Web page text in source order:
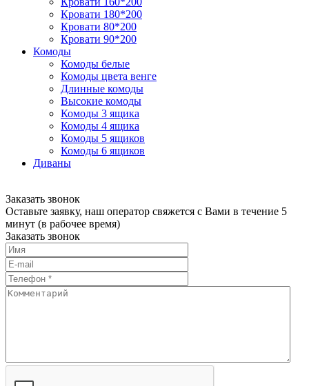
Кровати 180*200
Кровати 80*200
Кровати 90*200
Комоды
Комоды белые
Комоды цвета венге
Длинные комоды
Высокие комоды
Комоды 3 ящика
Комоды 4 ящика
Комоды 5 ящиков
Комоды 6 ящиков
Диваны
Заказать звонок
Оставьте заявку, наш оператор свяжется с Вами в течение 5
минут (в рабочее время)
Заказать звонок